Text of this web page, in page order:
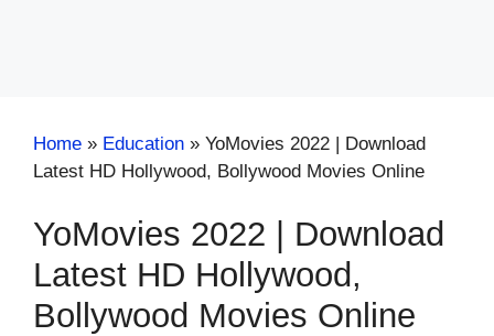
Home » Education » YoMovies 2022 | Download
Latest HD Hollywood, Bollywood Movies Online
YoMovies 2022 | Download
Latest HD Hollywood,
Bollywood Movies Online